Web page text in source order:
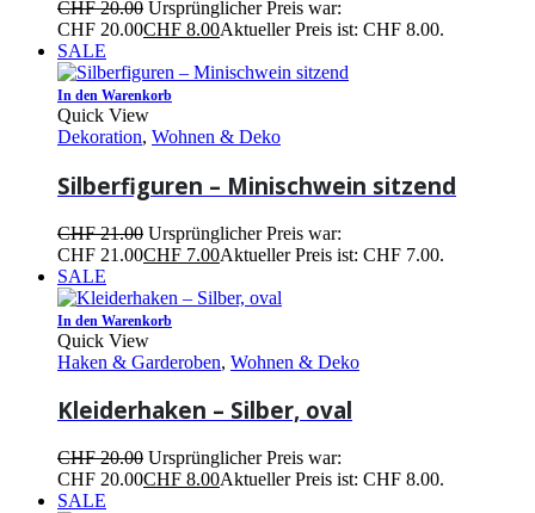
CHF20.00 Ursprünglicher Preis war:
CHF 20.00CHF 8.00Aktueller Preis ist: CHF 8.00.
SALE
In den Warenkorb
Quick View
Dekoration, Wohnen & Deko
Silberfiguren – Minischwein sitzend
CHF21.00 Ursprünglicher Preis war:
CHF 21.00CHF 7.00Aktueller Preis ist: CHF 7.00.
SALE
In den Warenkorb
Quick View
Haken & Garderoben, Wohnen & Deko
Kleiderhaken – Silber, oval
CHF20.00 Ursprünglicher Preis war:
CHF 20.00CHF 8.00Aktueller Preis ist: CHF 8.00.
SALE